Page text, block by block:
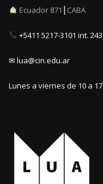
Ecuador 871┃CABA
+5411 5217-3101 int. 243
✉ lua@cin.edu.ar
Lunes a viernes de 10 a